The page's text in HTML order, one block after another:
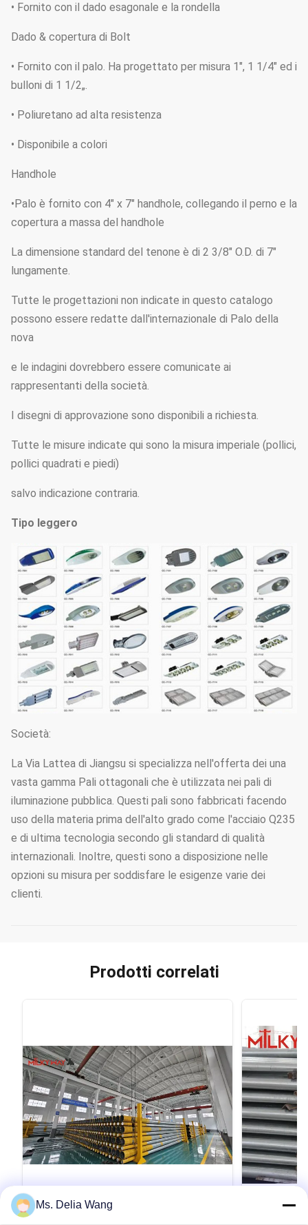
• Fornito con il dado esagonale e la rondella
Dado & copertura di Bolt
• Fornito con il palo. Ha progettato per misura 1", 1 1/4" ed i
bulloni di 1 1/2„.
• Poliuretano ad alta resistenza
• Disponibile a colori
Handhole
•Palo è fornito con 4" x 7" handhole, collegando il perno e la
copertura a massa del handhole
La dimensione standard del tenone è di 2 3/8" O.D. di 7"
lungamente.
Tutte le progettazioni non indicate in questo catalogo
possono essere redatte dall'internazionale di Palo della
nova
e le indagini dovrebbero essere comunicate ai
rappresentanti della società.
I disegni di approvazione sono disponibili a richiesta.
Tutte le misure indicate qui sono la misura imperiale (pollici,
pollici quadrati e piedi)
salvo indicazione contraria.
Tipo leggero
Società:
La Via Lattea di Jiangsu si specializza nell'offerta dei una
vasta gamma Pali ottagonali che è utilizzata nei pali di
iluminazione pubblica. Questi pali sono fabbricati facendo
uso della materia prima dell'alto grado come l'acciaio Q235
e di ultima tecnologia secondo gli standard di qualità
internazionali. Inoltre, questi sono a disposizione nelle
opzioni su misura per soddisfare le esigenze varie dei
clienti.
Prodotti correlati
Ms. Delia Wang